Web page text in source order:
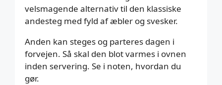
velsmagende alternativ til den klassiske
andesteg med fyld af æbler og svesker.
Anden kan steges og parteres dagen i
forvejen. Så skal den blot varmes i ovnen
inden servering. Se i noten, hvordan du
gør.